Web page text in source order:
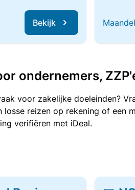
Bekijk
ondernemers,
voor zakelijke doeleinden?
reizen op rekening of een
verifiëren met iDeal.